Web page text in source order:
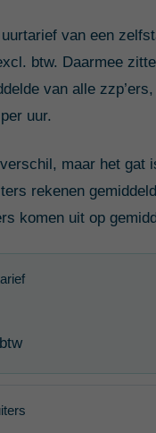
van een
btw. Daarmee
van alle
uur.
maar het gat
rekenen
komen uit op